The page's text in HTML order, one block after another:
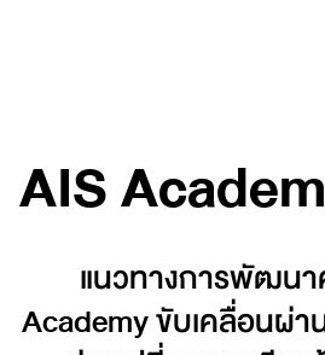
AIS
แนวทางการพัฒน
Academy ขับเคลื่อนผ่